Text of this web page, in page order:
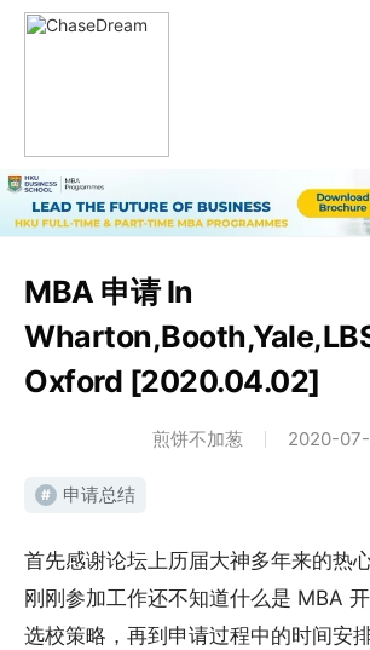
MBA 申请 In
Oxford [2020.04.02]
煎饼不加葱 2020-
# 申请总结
首先感谢论坛上历届大神多年来的热
刚刚参加工作还不知道什么是 MBA
选校策略，再到申请过程中的时间安